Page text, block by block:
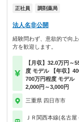
正社員 調剤薬局
法人名非公開
経験問わず、意欲的で向
方を歓迎します。
【月収】32.0万円～
度 モデル 【年収】
700万円程度 モデル
2,000円～3,000円
三重県 四日市市
ＪＲ関西本線(名古屋